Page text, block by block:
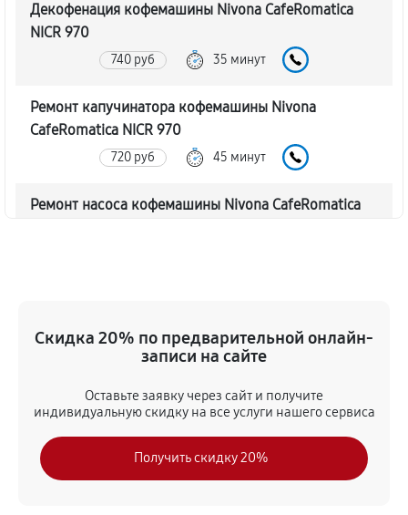
Декофенация кофемашины Nivona CafeRomatica
NICR 970
740 руб 35 минут
Ремонт капучинатора кофемашины Nivona
CafeRomatica NICR 970
720 руб 45 минут
Ремонт насоса кофемашины Nivona CafeRomatica
620 руб 45 минут
Чистка от кофейных масел
Замена модуля управления
Скидка 20% по предварительной онлайн-
записи на сайте
Оставьте заявку через сайт и получите
индивидуальную скидку на все услуги нашего сервиса
Получить скидку 20%